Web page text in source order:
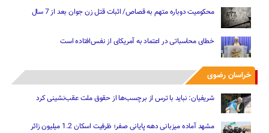
محکومیت دوباره متهم به قصاص/ اثبات قتل زن جوان بعد از 7 سال
خطای محاسباتی در اعتماد به آمریکای از نفس‌افتاده است
خراسان رضوی
شریفیان: نباید با ترس از برچسب‌ها از حقوق ملت عقب‌نشینی کرد
مشهد آماده میزبانی دهه پایانی صفر؛ ظرفیت اسکان 1.2 میلیون زائر